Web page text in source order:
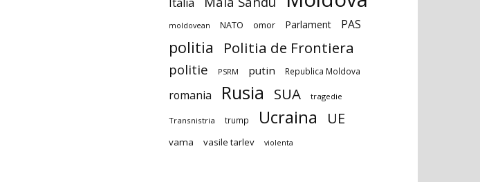
moldovean NATO omor Parlament PAS
politia Politia de Frontiera
politie PSRM putin Republica Moldova
romania Rusia SUA tragedie
Transnistria trump Ucraina UE
vama vasile tarlev violenta